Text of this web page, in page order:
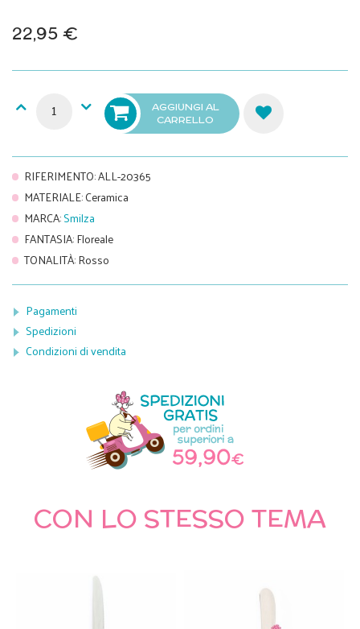
22,95 €
AGGIUNGI AL
CARRELLO
RIFERIMENTO:ALL-20365
MATERIALE:Ceramica
MARCA:Smilza
FANTASIA:Floreale
TONALITÀ:Rosso
Pagamenti
Spedizioni
Condizioni di vendita
CON LO STESSO TEMA